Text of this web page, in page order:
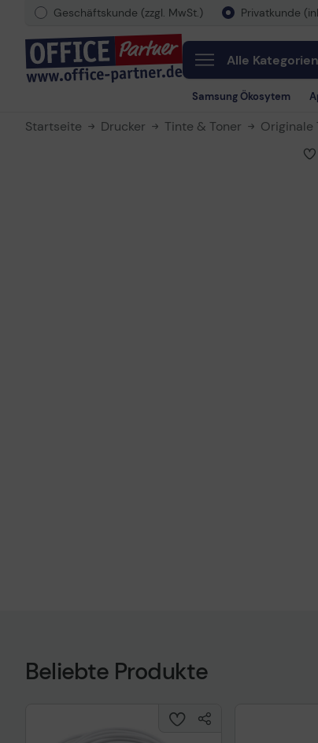
Geschäftskunde (zzgl. MwSt.) Privatkunde
Alle Kategorien
Samsung Ökosytem
Startseite Drucker Tinte & Toner Originale
Beliebte Produkte